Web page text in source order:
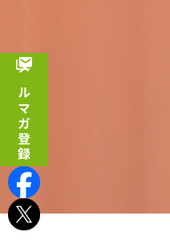
メルマガ登録